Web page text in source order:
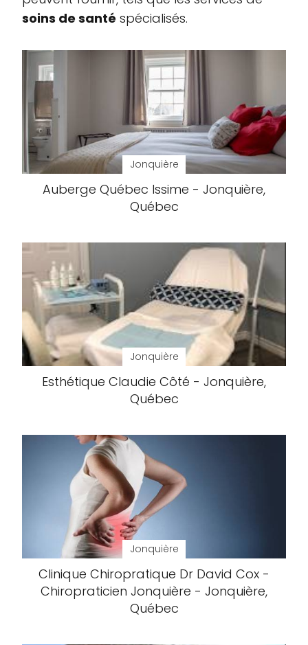
soins de santé spécialisés.
Jonquière
Auberge Québec Issime - Jonquière,
Québec
Jonquière
Esthétique Claudie Côté - Jonquière,
Québec
Jonquière
Clinique Chiropratique Dr David Cox -
Chiropraticien Jonquière - Jonquière,
Québec